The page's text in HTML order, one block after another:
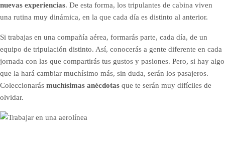
nuevas experiencias. De esta forma, los tripulantes de cabina viven
una rutina muy dinámica, en la que cada día es distinto al anterior.
Si trabajas en una compañía aérea, formarás parte, cada día, de un
equipo de tripulación distinto. Así, conocerás a gente diferente en cada
jornada con las que compartirás tus gustos y pasiones. Pero, si hay algo
que la hará cambiar muchísimo más, sin duda, serán los pasajeros.
Coleccionarás muchísimas anécdotas que te serán muy difíciles de
olvidar.